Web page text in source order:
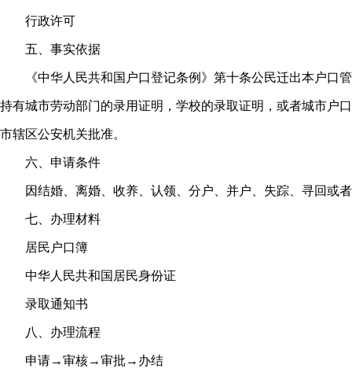
行政许可
五、事实依据
《中华人民共和国户口登记条例》第十条公民迁出本户
持有城市劳动部门的录用证明，学校的录取证明，或者城市户
市辖区公安机关批准。
六、申请条件
因结婚、离婚、收养、认领、分户、并户、失踪、寻回或
七、办理材料
居民户口簿
中华人民共和国居民身份证
录取通知书
八、办理流程
申请→审核→审批→办结